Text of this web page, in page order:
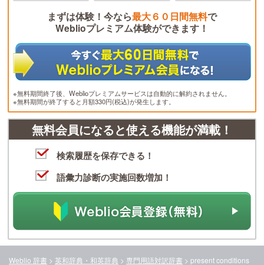
まずは体験！今なら最大６０日間無料で
Weblioプレミアム体験ができます！
※無料期間終了後、Weblioプレミアムサービスは自動的に解約されません。
※無料期間が終了すると月額330円(税込)が発生します。
無料会員になると使える機能が満載！
検索履歴を保存できる！
語彙力診断の実施回数増加！
Weblio 辞書 > 英和辞典・和英辞典 > 専門用語対訳辞書 > present conditions